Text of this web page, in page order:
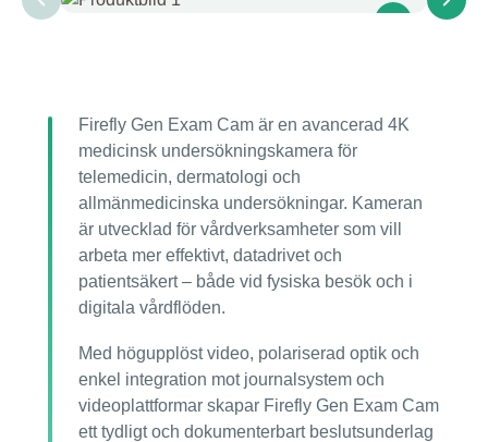
Firefly Gen Exam Cam är en avancerad 4K
medicinsk undersökningskamera för
telemedicin, dermatologi och
allmänmedicinska undersökningar. Kameran
är utvecklad för vårdverksamheter som vill
arbeta mer effektivt, datadrivet och
patientsäkert – både vid fysiska besök och i
digitala vårdflöden.
Med högupplöst video, polariserad optik och
enkel integration mot journalsystem och
videoplattformar skapar Firefly Gen Exam Cam
ett tydligt och dokumenterbart beslutsunderlag